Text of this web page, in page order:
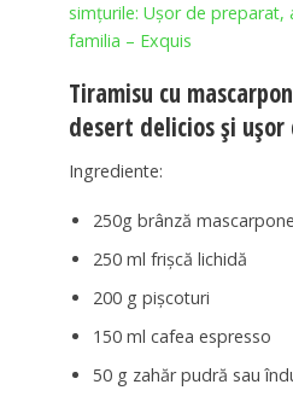
simțurile: Ușor de
familia – Exquis
Tiramisu cu
desert delicios și
Ingrediente:
250g brânză mascarpone
250 ml frișcă lichidă
200 g pișcoturi
150 ml cafea espresso
50 g zahăr pudră sau